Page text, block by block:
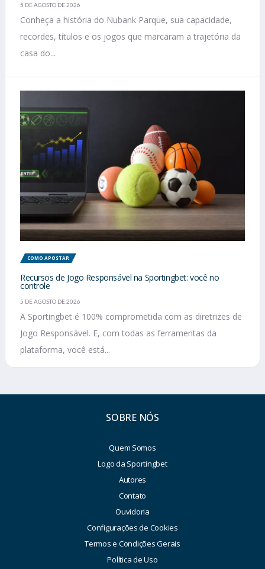
5 DE AGOSTO DE 2026
Conheça a história do Nubank Parque, sua capacidade,
recordes, títulos e os jogos que marcaram a trajetória da
casa do...
COMO APOSTAR
Recursos de Jogo Responsável na Sportingbet: você no
controle
5 DE AGOSTO DE 2026
A Sportingbet é 100% comprometida com as diretrizes de
Jogo Responsável. E, com todas as ferramentas da
plataforma, você está...
SOBRE NÓS
Quem Somos
Logo da Sportingbet
Autores
Contato
Ouvidoria
Configurações de Cookies
Termos e Condições Gerais
Política de Uso